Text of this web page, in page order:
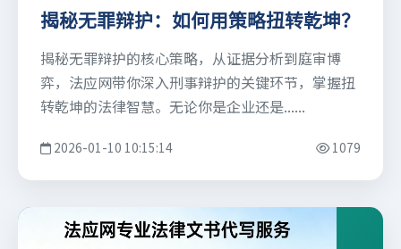
揭秘无罪辩护：如何用策略扭转乾坤？
揭秘无罪辩护的核心策略，从证据分析到庭审博
弈，法应网带你深入刑事辩护的关键环节，掌握扭
转乾坤的法律智慧。无论你是企业还是......
2026-01-10 10:15:14 1079